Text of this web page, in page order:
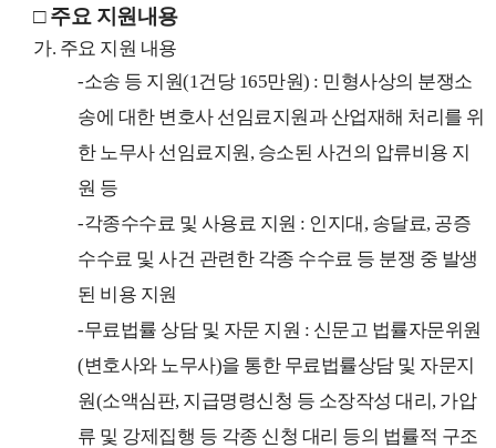
□ 주요 지원내용
가. 주요 지원 내용
-소송 등 지원(1건당 165만원) : 민형사상의 분쟁소
송에 대한 변호사 선임료지원과 산업재해 처리를 위
한 노무사 선임료지원, 승소된 사건의 압류비용 지
원 등
-각종수수료 및 사용료 지원 : 인지대, 송달료, 공증
수수료 및 사건 관련한 각종 수수료 등 분쟁 중 발생
된 비용 지원
-무료법률 상담 및 자문 지원 : 신문고 법률자문위원
(변호사와 노무사)을 통한 무료법률상담 및 자문지
원(소액심판, 지급명령신청 등 소장작성 대리, 가압
류 및 강제집행 등 각종 신청 대리 등의 법률적 구조